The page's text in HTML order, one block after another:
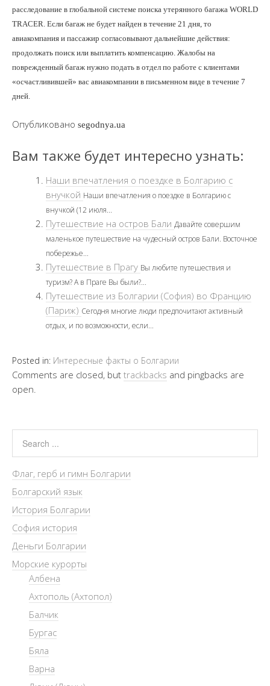
расследование в глобальной системе поиска утерянного багажа WORLD
TRACER. Если багаж не будет найден в течение 21 дня, то
авиакомпания и пассажир согласовывают дальнейшие действия:
продолжать поиск или выплатить компенсацию. Жалобы на
поврежденный багаж нужно подать в отдел по работе с клиентами
«осчастливившей» вас авиакомпании в письменном виде в течение 7
дней.
Опубликовано segodnya.ua
Вам также будет интересно узнать:
Наши впечатления о поездке в Болгарию с
внучкой Наши впечатления о поездке в Болгарию с
внучкой (12 июля...
Путешествие на остров Бали Давайте совершим
маленькое путешествие на чудесный остров Бали. Восточное
побережье...
Путешествие в Прагу Вы любите путешествия и
туризм? А в Праге Вы были?...
Путешествие из Болгарии (София) во Францию
(Париж) Сегодня многие люди предпочитают активный
отдых, и по возможности, если...
Posted in: Интересные факты о Болгарии
Comments are closed, but trackbacks and pingbacks are
open.
Флаг, герб и гимн Болгарии
Болгарский язык
История Болгарии
София история
Деньги Болгарии
Морские курорты
Албена
Ахтополь (Ахтопол)
Балчик
Бургас
Бяла
Варна